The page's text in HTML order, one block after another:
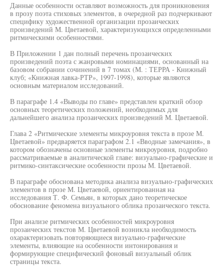
Данные особенности оставляют возможность для проникновения
в прозу поэта стиховых элементов, в очередной раз подчеркивают
специфику художественной организации прозаических
произведений М. Цветаевой, характеризующихся определенными
ритмическими особенностями.
В Приложении 1 дан полный перечень прозаических
произведений поэта с жанровыми номинациями, основанный на
базовом собрании сочинений в 7 томах (М. : ТЕРРА - Книжный
клуб; «Книжная лавка-РТР», 1997-1998), которые являются
основным материалом исследований.
В параграфе 1.4 «Выводы по главе» представлен краткий обзор
основных теоретических положений, необходимых для
дальнейшего анализа прозаических произведений М. Цветаевой.
Глава 2 «Ритмические элементы микроуровня текста в прозе М.
Цветаевой» предваряется параграфом 2.1 «Вводные замечания», в
котором обозначены основные элементы микроуровня, подробно
рассматриваемые в аналитической главе: визуально-графические и
ритмико-синтаксические особенности прозы М. Цветаевой.
В параграфе обоснована методика анализа визуально-графических
элементов в прозе М. Цветаевой, ориентированная на
исследования Т. Ф. Семьян, в которых дано теоретическое
обоснование феномена визуального облика прозаического текста.
При анализе ритмических особенностей микроуровня
прозаических текстов М. Цветаевой возникла необходимость
охарактеризовать повторяющиеся визуально-графические
элементы, влияющие на особенности интонирования и
формирующие специфический фоновый визуальный облик
страницы текста.